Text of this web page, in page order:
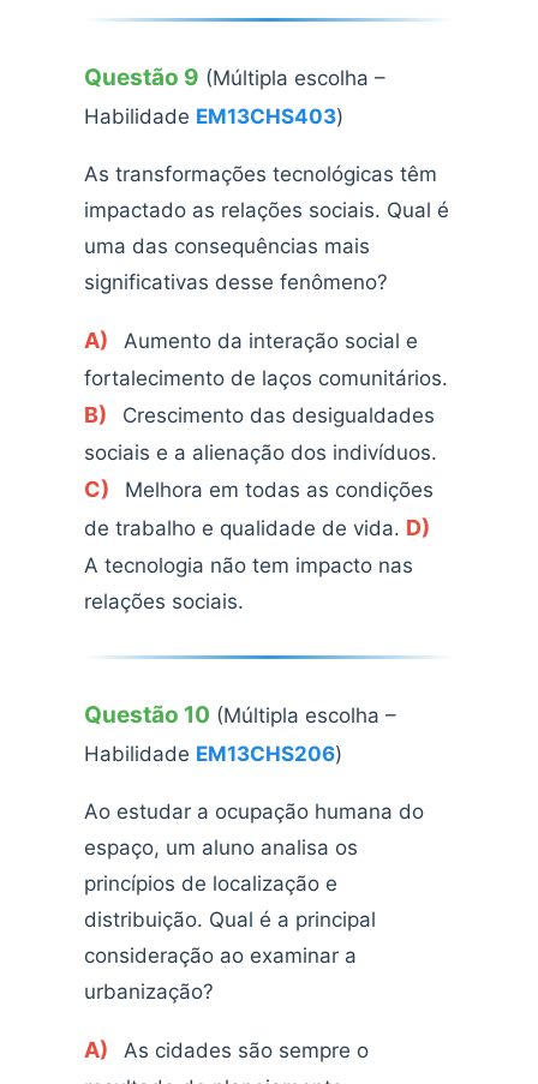
Questão 9 (Múltipla escolha –
Habilidade EM13CHS403)
As transformações tecnológicas têm
impactado as relações sociais. Qual é
uma das consequências mais
significativas desse fenômeno?
A)
Aumento da interação social e
fortalecimento de laços comunitários.
B)
Crescimento das desigualdades
sociais e a alienação dos indivíduos.
C)
Melhora em todas as condições
de trabalho e qualidade de vida. D)
A tecnologia não tem impacto nas
relações sociais.
Questão 10 (Múltipla escolha –
Habilidade EM13CHS206)
Ao estudar a ocupação humana do
espaço, um aluno analisa os
princípios de localização e
distribuição. Qual é a principal
consideração ao examinar a
urbanização?
A)
As cidades são sempre o